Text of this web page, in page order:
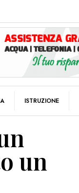
ISTRUZIONE
un